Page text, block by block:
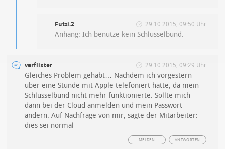
Futzi.2 29.10.2015, 09:50 Uhr
Anhang: Ich benutze kein Schlüsselbund.
verflixter 29.10.2015, 09:29 Uhr
Gleiches Problem gehabt… Nachdem ich vorgestern
über eine Stunde mit Apple telefoniert hatte, da mein
Schlüsselbund nicht mehr funktionierte. Sollte mich
dann bei der Cloud anmelden und mein Passwort
ändern. Auf Nachfrage von mir, sagte der Mitarbeiter:
dies sei normal
ANTWORTEN
MELDEN